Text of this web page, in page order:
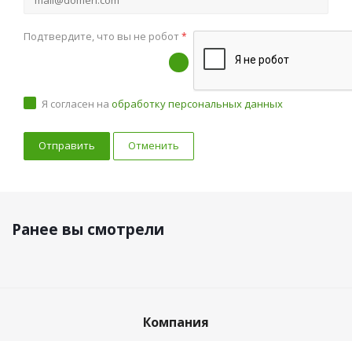
Подтвердите, что вы не робот*
Я согласен на обработку персональных данных
Отменить
Ранее вы смотрели
Компания